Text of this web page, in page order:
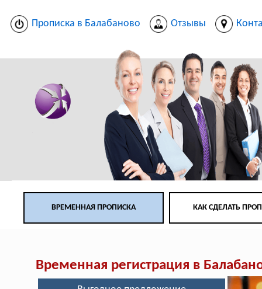
Прописка в Балабаново Отзывы
ВРЕМЕННАЯ ПРОПИСКА КАК СДЕЛАТЬ
Временная регистрация в